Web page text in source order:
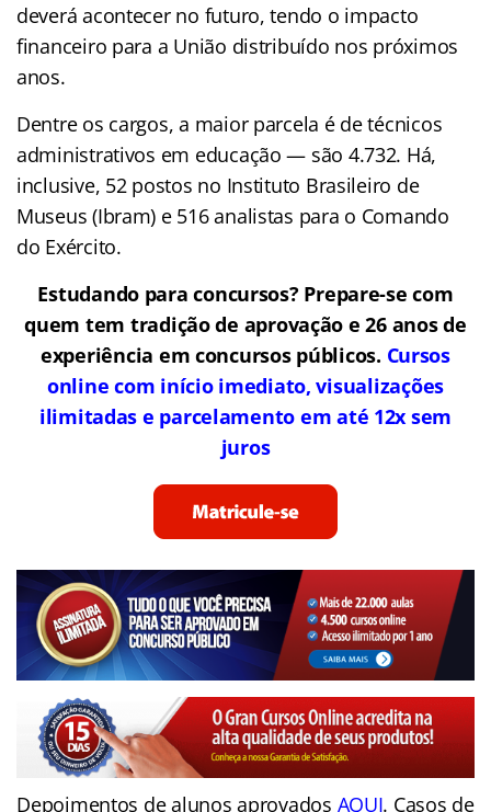
deverá acontecer no futuro, tendo o impacto
financeiro para a União distribuído nos próximos
anos.
Dentre os cargos, a maior parcela é de técnicos
administrativos em educação — são 4.732. Há,
inclusive, 52 postos no Instituto Brasileiro de
Museus (Ibram) e 516 analistas para o Comando
do Exército.
Estudando para concursos? Prepare-se com
quem tem tradição de aprovação e 26 anos de
experiência em concursos públicos. Cursos
online com início imediato, visualizações
ilimitadas e parcelamento em até 12x sem
juros
Depoimentos de alunos aprovados AQUI. Casos de